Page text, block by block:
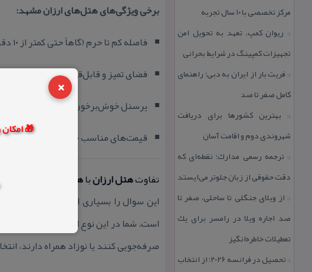
×
🎁 امکان رزرو بیش از
مركز تخصصی با ۱۰ سال تجربه
:: ریوان كمپ، تعهد به تحویل امن
تجهیزات كمپینگ در شرایط بحرانی
:: فریت بار از ایران به دبی؛ راهنمای
كامل صفر تا صد
:: بهترین كشورها برای دریافت
شهروندی دوم و اقامت آسان
:: ترجمه رسمی مدارك؛ نقطه‌ای كه
دقت حقوقی از زبان جلوتر می‌ایستد
:: از ویلای جنگلی تا ساحلی، صفر تا
صد اجاره ویلا در رامسر برای یك
تعطیلات خاطره‌انگیز
::
تحصیل در فرانسه 2026؛ از انتخاب
برخی ویژگی‌های هتل‌های ارزان مشهد:
فاصله كم تا حرم (گاهاً حتی كمتر از ۱۰ دقیقه پیاده‌روی)
فضای تمیز و قابل‌قبول
پرسنل خوش‌برخورد
قیمت‌های مناسب حتی در ایام پیك
تفاوتهتل ارزانباهتل آپارتمان
این سوال را بسیاری از مسافران می‌پرسند.
است. شما در این نوع اقامتگاه، علاوه بر
صرفه‌جویی كنند یا نوزاد همراه دارند،